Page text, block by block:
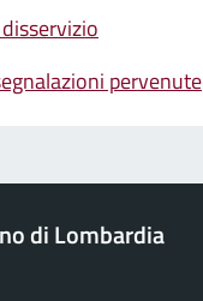
pervenute
di Lombardia